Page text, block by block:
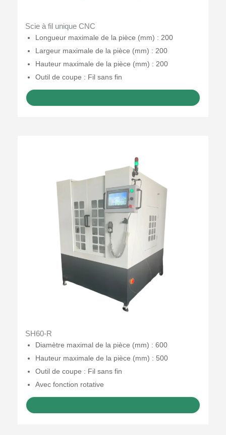
Scie à fil unique CNC
Longueur maximale de la pièce (mm) : 200
Largeur maximale de la pièce (mm) : 200
Hauteur maximale de la pièce (mm) : 200
Outil de coupe : Fil sans fin
SH60-R
Diamètre maximal de la pièce (mm) : 600
Hauteur maximale de la pièce (mm) : 500
Outil de coupe : Fil sans fin
Avec fonction rotative